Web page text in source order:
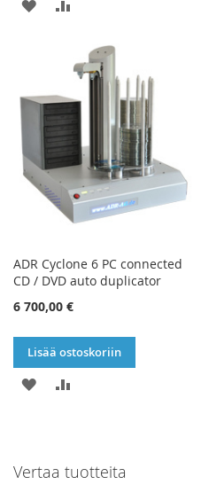
LISÄÄ
ADR Cyclone 6 PC connected
CD / DVD auto duplicator
6 700,00 €
Lisää ostoskoriin
LISÄÄ
Vertaa tuotteita